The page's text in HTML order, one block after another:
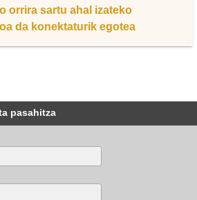
orrira sartu ahal izateko
da konektaturik egotea
pasahitza